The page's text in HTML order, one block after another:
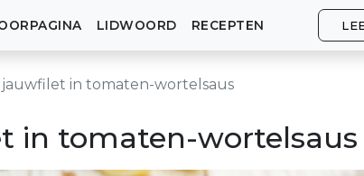
LIDWOORD RECEPTEN
in tomaten-wortelsaus
in tomaten-wortelsaus